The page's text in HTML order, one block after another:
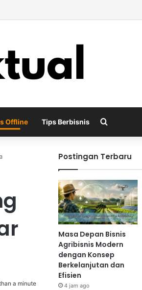
Industri
Offline Tips Berbisnis Search for
a minute
Postingan Terbaru
Masa Depan Bisnis
Agribisnis Modern
dengan Konsep
Berkelanjutan dan
Efisien
4 jam ago